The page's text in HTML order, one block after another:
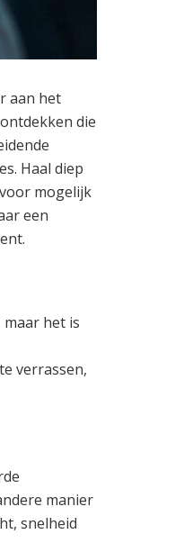
aan het
die
Haal diep
mogelijk
een
het is
verrassen,
manier
snelheid